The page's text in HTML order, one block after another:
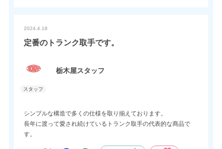
2024.4.18
定番のトランク取手です。
栃木屋スタッフ
シンプルな構造で多くの仕様を取り揃えております。
長年に渡って愛され続けているトランク取手の代表的な商品で
す。